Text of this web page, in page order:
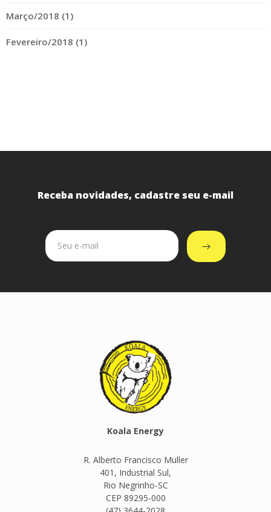
Março/2018 (1)
Fevereiro/2018 (1)
Receba novidades, cadastre seu e-mail
Koala Energy
R. Alberto Francisco Muller
401, Industrial Sul,
Rio Negrinho-SC
CEP 89295-000